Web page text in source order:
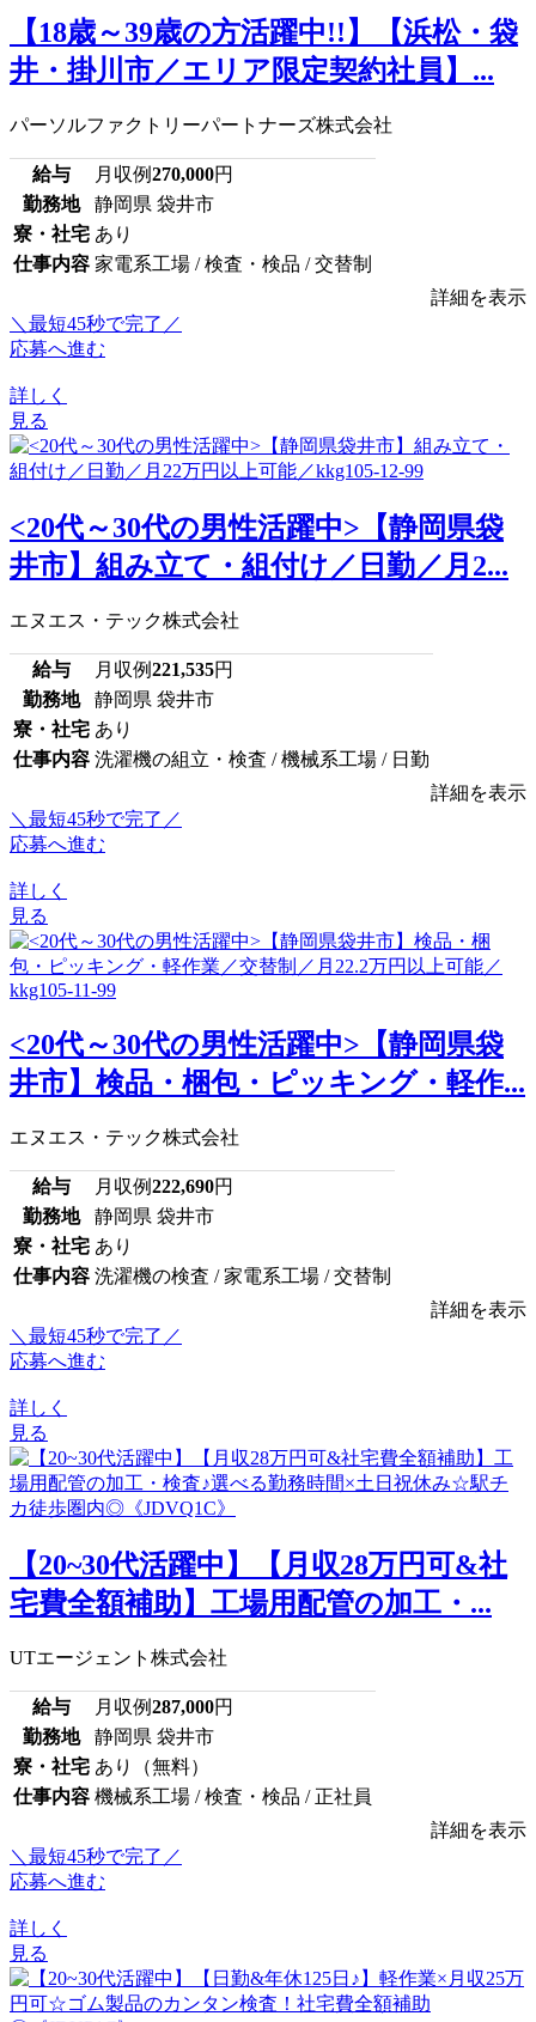
【18歳～39歳の方活躍中!!】【浜松・袋
井・掛川市／エリア限定契約社員】...
パーソルファクトリーパートナーズ株式会社
給与 月収例270,000円
勤務地
静岡県 袋井市
寮・社宅 あり
仕事内容 家電系工場 / 検査・検品 / 交替制
詳細を表示
＼最短45秒で完了／
応募へ進む
詳しく
見る
<20代～30代の男性活躍中>【静岡県袋
井市】組み立て・組付け／日勤／月2...
エヌエス・テック株式会社
給与 月収例221,535円
勤務地
静岡県 袋井市
寮・社宅 あり
仕事内容 洗濯機の組立・検査 / 機械系工場 / 日勤
詳細を表示
＼最短45秒で完了／
応募へ進む
詳しく
見る
<20代～30代の男性活躍中>【静岡県袋
井市】検品・梱包・ピッキング・軽作...
エヌエス・テック株式会社
給与 月収例222,690円
勤務地
静岡県 袋井市
寮・社宅 あり
仕事内容 洗濯機の検査 / 家電系工場 / 交替制
詳細を表示
＼最短45秒で完了／
応募へ進む
詳しく
見る
【20~30代活躍中】【月収28万円可&社
宅費全額補助】工場用配管の加工・...
UTエージェント株式会社
給与 月収例287,000円
勤務地
静岡県 袋井市
寮・社宅 あり（無料）
仕事内容 機械系工場 / 検査・検品 / 正社員
詳細を表示
＼最短45秒で完了／
応募へ進む
詳しく
見る